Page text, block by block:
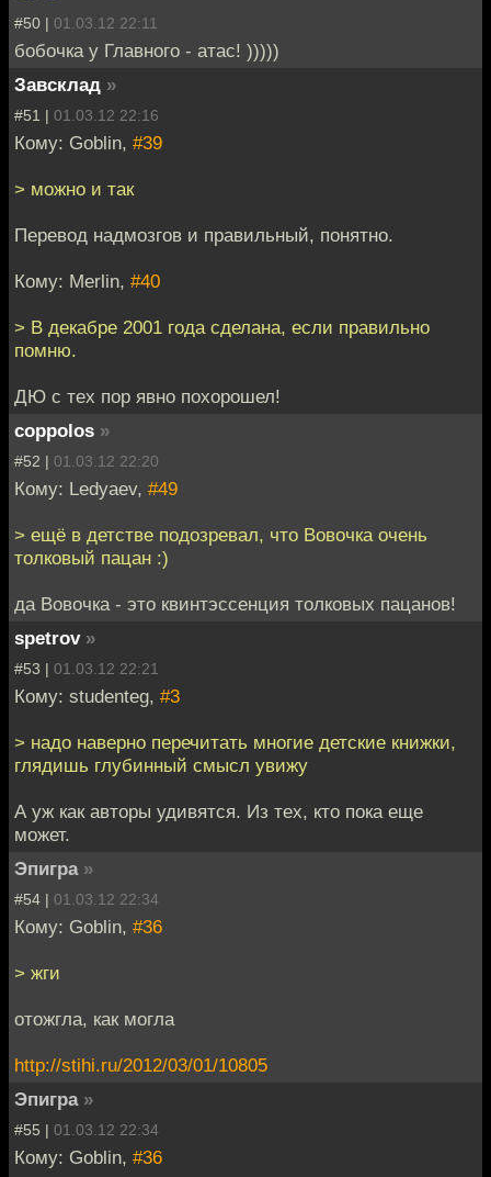
#50 | 01.03.12 22:11
бобочка у Главного - атас! )))))
Завсклад »
#51 | 01.03.12 22:16
Кому: Goblin, #39
> можно и так
Перевод надмозгов и правильный, понятно.
Кому: Merlin, #40
> В декабре 2001 года сделана, если правильно
помню.
ДЮ с тех пор явно похорошел!
coppolos »
#52 | 01.03.12 22:20
Кому: Ledyaev, #49
> ещё в детстве подозревал, что Вовочка очень
толковый пацан :)
да Вовочка - это квинтэссенция толковых пацанов!
spetrov »
#53 | 01.03.12 22:21
Кому: studenteg, #3
> надо наверно перечитать многие детские книжки,
глядишь глубинный смысл увижу
А уж как авторы удивятся. Из тех, кто пока еще
может.
Эпигра »
#54 | 01.03.12 22:34
Кому: Goblin, #36
> жги
отожгла, как могла
http://stihi.ru/2012/03/01/10805
Эпигра »
#55 | 01.03.12 22:34
Кому: Goblin, #36